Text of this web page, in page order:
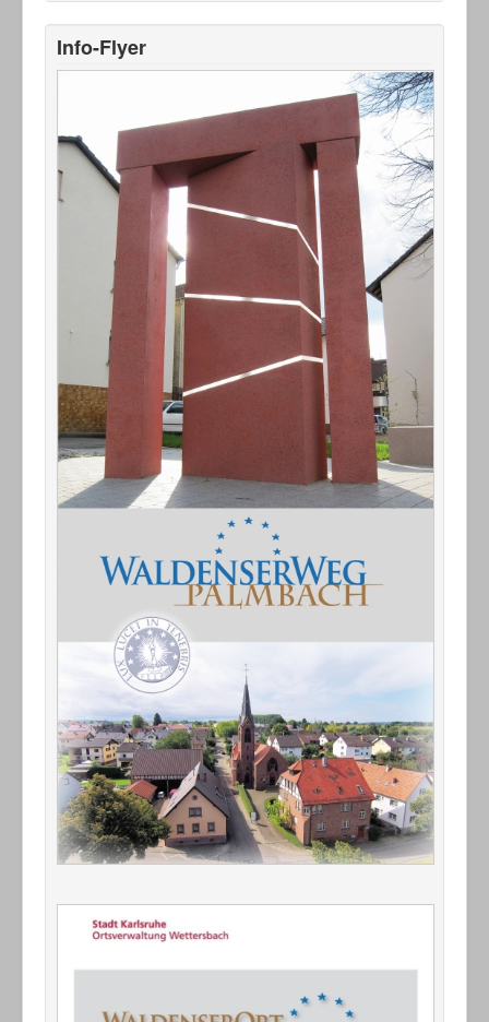
Info-Flyer